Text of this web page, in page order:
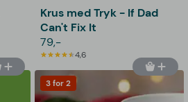
Krus med Tryk - If Dad
Can't Fix It
79,-
4,6
3 for 2